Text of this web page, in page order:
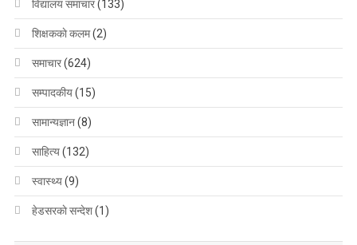
विद्यालय समाचार(133)
शिक्षककाे कलम(2)
समाचार(624)
सम्पादकीय(15)
सामान्यज्ञान(8)
साहित्य(132)
स्वास्थ्य(9)
हेडसरकाे सन्देश(1)